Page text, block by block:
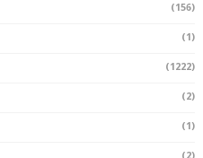
(156)
(1)
(1222)
(2)
(1)